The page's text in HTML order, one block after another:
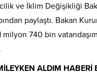
ve İklim Değişikliği
paylaştı. Bakan
milyon 740 bin
ALDIM HABERİ